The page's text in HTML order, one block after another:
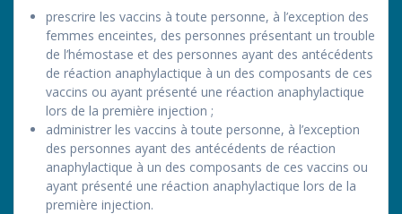
prescrire les vaccins à toute personne, à l’exception des
femmes enceintes, des personnes présentant un trouble
de l’hémostase et des personnes ayant des antécédents
de réaction anaphylactique à un des composants de ces
vaccins ou ayant présenté une réaction anaphylactique
lors de la première injection ;
administrer les vaccins à toute personne, à l’exception
des personnes ayant des antécédents de réaction
anaphylactique à un des composants de ces vaccins ou
ayant présenté une réaction anaphylactique lors de la
première injection.